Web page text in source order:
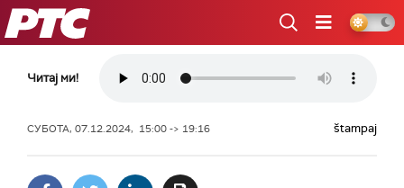
РТС
Читај ми!
СУБОТА, 07.12.2024, 15:00 -> 19:16 štampaj